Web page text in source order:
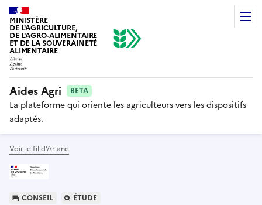
MINISTÈRE
DE L'AGRICULTURE,
DE L'AGRO-ALIMENTAIRE
ET DE LA SOUVERAINETÉ
ALIMENTAIRE
Aides Agri BETA
La plateforme qui oriente les agriculteurs vers les dispositifs
adaptés.
Voir le fil d’Ariane
CONSEIL
ÉTUDE